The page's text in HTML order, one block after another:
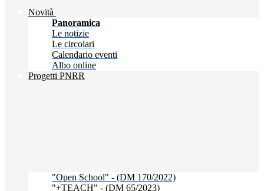
Novità
Panoramica
Le notizie
Le circolari
Calendario eventi
Albo online
Progetti PNRR
"Open School" - (DM 170/2022)
"+TEACH" - (DM 65/2023)